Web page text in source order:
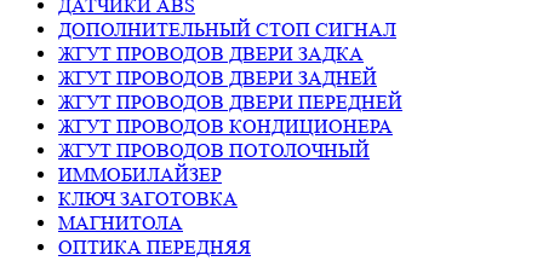
ДАТЧИКИ ABS
ДОПОЛНИТЕЛЬНЫЙ СТОП СИГНАЛ
ЖГУТ ПРОВОДОВ ДВЕРИ ЗАДКА
ЖГУТ ПРОВОДОВ ДВЕРИ ЗАДНЕЙ
ЖГУТ ПРОВОДОВ ДВЕРИ ПЕРЕДНЕЙ
ЖГУТ ПРОВОДОВ КОНДИЦИОНЕРА
ЖГУТ ПРОВОДОВ ПОТОЛОЧНЫЙ
ИММОБИЛАЙЗЕР
КЛЮЧ ЗАГОТОВКА
МАГНИТОЛА
ОПТИКА ПЕРЕДНЯЯ